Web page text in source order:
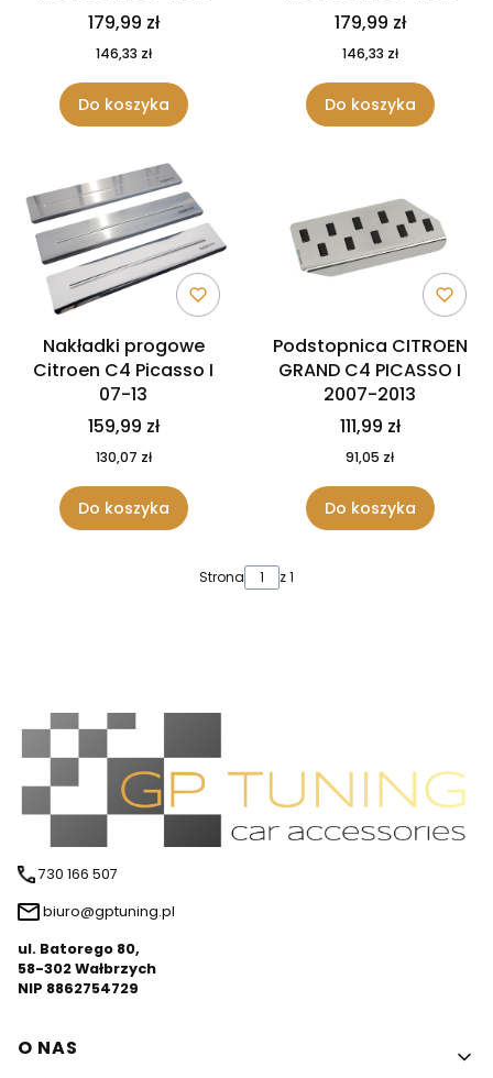
179,99 zł
146,33 zł
Do koszyka
179,99 zł
146,33 zł
Do koszyka
Nakładki progowe
Citroen C4 Picasso I
07-13
159,99 zł
130,07 zł
Do koszyka
Podstopnica CITROEN
GRAND C4 PICASSO I
2007-2013
111,99 zł
91,05 zł
Do koszyka
Strona z 1
730 166 507
biuro@gptuning.pl
ul. Batorego 80,
58-302 Wałbrzych
NIP 8862754729
Linki w stopce
O NAS